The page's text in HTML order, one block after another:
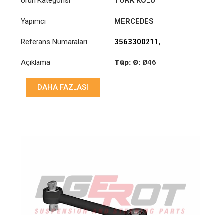
Yapımcı MERCEDES
Referans Numaraları 3563300211 ,
Açıklama
Tüp: Ø: Ø46
DAHA FAZLASI